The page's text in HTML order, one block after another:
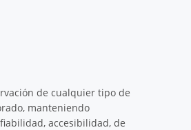
de cualquier tipo de
manteniendo
accesibilidad, de